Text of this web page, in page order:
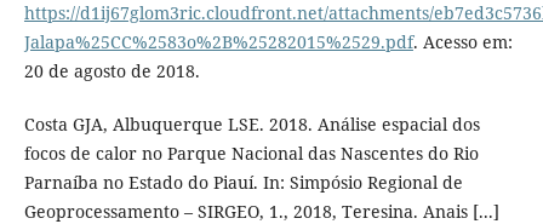
https://d1ij67glom3ric.cloudfront.net/attachments/
Jalapa%25CC%2583o%2B%25282015%2529.pdf. Acesso em:
20 de agosto de 2018.
Costa GJA, Albuquerque LSE. 2018. Análise espacial dos
focos de calor no Parque Nacional das Nascentes do Rio
Parnaíba no Estado do Piauí. In: Simpósio Regional de
Geoprocessamento – SIRGEO, 1., 2018, Teresina. Anais [...]